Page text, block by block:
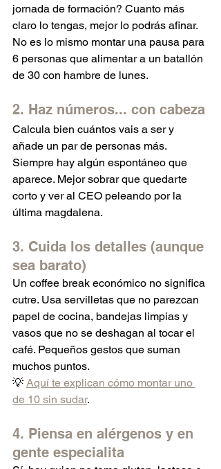
jornada de formación? Cuanto más
claro lo tengas, mejor lo podrás afinar.
No es lo mismo montar una pausa para
6 personas que alimentar a un batallón
de 30 con hambre de lunes.
2. Haz números... con cabeza
Calcula bien cuántos vais a ser y
añade un par de personas más.
Siempre hay algún espontáneo que
aparece. Mejor sobrar que quedarte
corto y ver al CEO peleando por la
última magdalena.
3. Cuida los detalles (aunque
sea barato)
Un coffee break económico no significa
cutre. Usa servilletas que no parezcan
papel de cocina, bandejas limpias y
vasos que no se deshagan al tocar el
café. Pequeños gestos que suman
muchos puntos.
💡 Aquí te explican cómo montar uno
de 10 sin sudar.
4. Piensa en alérgenos y en
gente especialita